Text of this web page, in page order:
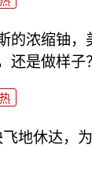
的浓缩铀，
还是做样子？
地休达，